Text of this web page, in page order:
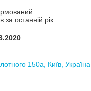
за останній рік
150а, Київ, Україна